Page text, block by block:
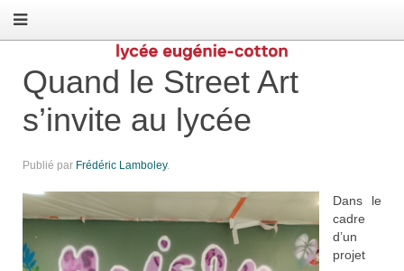
Quand le Street Art
s’invite au lycée
Publié par Frédéric Lamboley.
Dans le
cadre
d’un
projet